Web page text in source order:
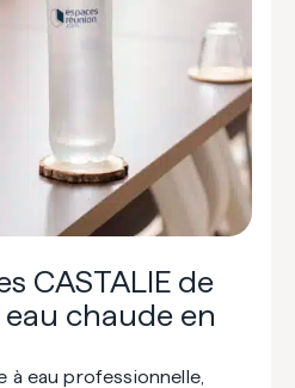
CASTALIE de
chaude en
à eau professionnelle,